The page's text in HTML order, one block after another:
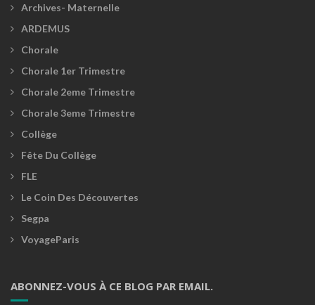
Archives- Maternelle
ARDEMUS
Chorale
Chorale 1er Trimestre
Chorale 2eme Trimestre
Chorale 3eme Trimestre
Collège
Fête Du Collège
FLE
Le Coin Des Découvertes
Segpa
VoyageParis
ABONNEZ-VOUS À CE BLOG PAR EMAIL.